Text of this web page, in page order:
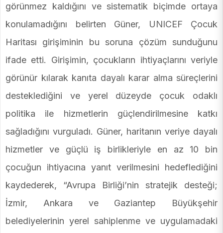
görünmez kaldığını ve sistematik biçimde ortaya
konulamadığını belirten Güner, UNICEF Çocuk
Haritası girişiminin bu soruna çözüm sunduğunu
ifade etti. Girişimin, çocukların ihtiyaçlarını veriyle
görünür kılarak kanıta dayalı karar alma süreçlerini
desteklediğini ve yerel düzeyde çocuk odaklı
politika ile hizmetlerin güçlendirilmesine katkı
sağladığını vurguladı. Güner, haritanın veriye dayalı
hizmetler ve güçlü iş birlikleriyle en az 10 bin
çocuğun ihtiyacına yanıt verilmesini hedeflediğini
kaydederek, “Avrupa Birliği’nin stratejik desteği;
İzmir, Ankara ve Gaziantep Büyükşehir
belediyelerinin yerel sahiplenme ve uygulamadaki